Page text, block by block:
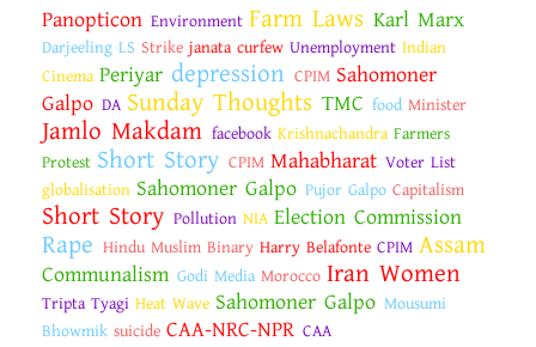
Panopticon Environment Farm Laws Karl Marx
Darjeeling LS Strike janata curfew Unemployment Indian
Cinema Periyar depression CPIM Sahomoner
Galpo DA Sunday Thoughts TMC food Minister
Jamlo Makdam facebook Krishnachandra Farmers
Protest Short Story CPIM Mahabharat Voter List
globalisation Sahomoner Galpo Pujor Galpo Capitalism
Short Story Pollution NIA Election Commission
Rape Hindu Muslim Binary Harry Belafonte CPIM Assam
Communalism Godi Media Morocco Iran Women
Tripta Tyagi Heat Wave Sahomoner Galpo Mousumi
Bhowmik suicide CAA-NRC-NPR CAA